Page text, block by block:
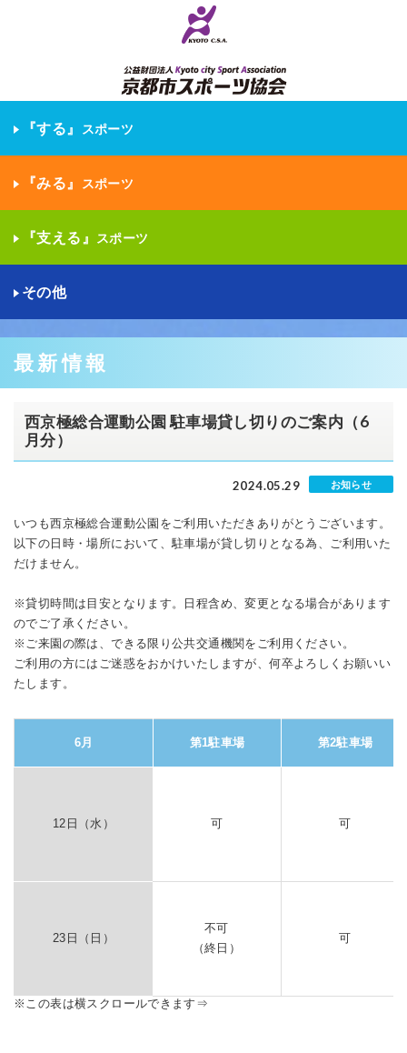
『する』 スポーツ
『みる』 スポーツ
『支える』 スポーツ
その他
最新情報
西京極総合運動公園 駐車場貸し切りのご案内（6
月分）
2024.05.29 お知らせ
いつも西京極総合運動公園をご利用いただきありがとうございます。
以下の日時・場所において、駐車場が貸し切りとなる為、ご利用いた
だけません。
※貸切時間は目安となります。日程含め、変更となる場合があります
のでご了承ください。
※ご来園の際は、できる限り公共交通機関をご利用ください。
ご利用の方にはご迷惑をおかけいたしますが、何卒よろしくお願いい
たします。
6月 第1駐車場 第2駐車場
12日（水） 可 可
23日（日）
不可
（終日）
可